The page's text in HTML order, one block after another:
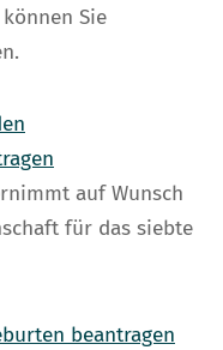
Sie
auf Wunsch
für das siebte
beantragen